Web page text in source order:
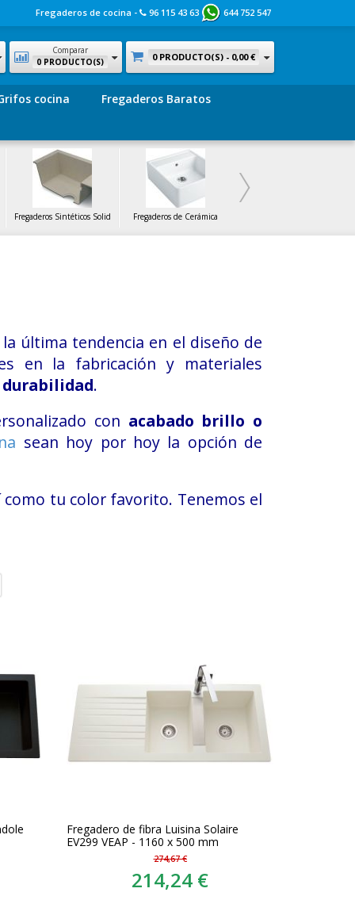
Fregaderos de cocina - 96 115 43 63 644 752 547
0 PRODUCTO(S) - 0,00 €
Comparar
0 PRODUCTO(S)
cocina Fregaderos Baratos
Fregaderos Sintéticos Solid Fregaderos de Cerámica
última tendencia en el diseño de
en la fabricación y materiales
.
con acabado brillo o
sean hoy por hoy la opción de
tu color favorito. Tenemos el
Fregadero de fibra Luisina Solaire
EV299 VEAP - 1160 x 500 mm
274,67 €
214,24 €